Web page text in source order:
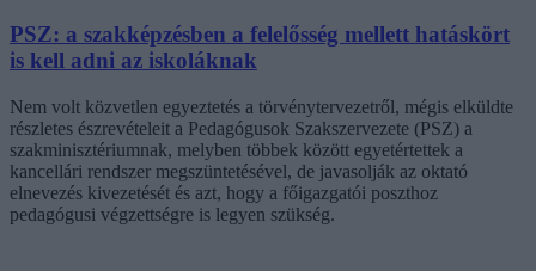
PSZ: a szakképzésben a felelősség mellett hatáskört
is kell adni az iskoláknak
Nem volt közvetlen egyeztetés a törvénytervezetről, mégis elküldte
részletes észrevételeit a Pedagógusok Szakszervezete (PSZ) a
szakminisztériumnak, melyben többek között egyetértettek a
kancellári rendszer megszüntetésével, de javasolják az oktató
elnevezés kivezetését és azt, hogy a főigazgatói poszthoz
pedagógusi végzettségre is legyen szükség.